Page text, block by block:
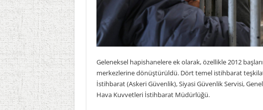
Geleneksel hapishanelere ek olarak, özellikle 2012
merkezlerine dönüştürüldü. Dört temel istihbarat
İstihbarat (Askeri Güvenlik), Siyasi Güvenlik Servisi,
Hava Kuvvetleri İstihbarat Müdürlüğü.